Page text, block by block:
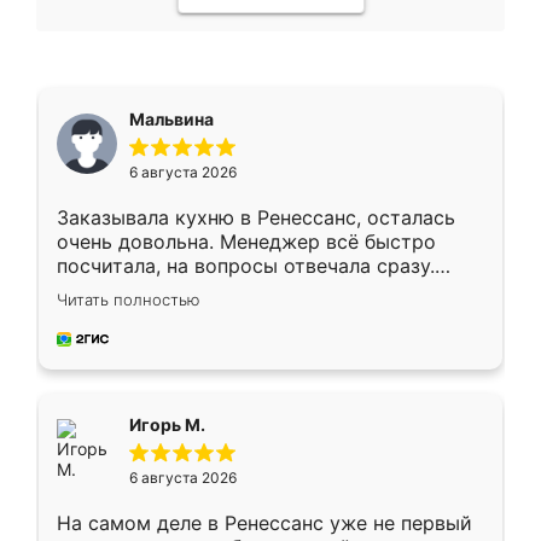
Мальвина
6 августа 2026
Заказывала кухню в Ренессанс, осталась
очень довольна. Менеджер всё быстро
посчитала, на вопросы отвечала сразу.
Замерщик приехал в субботу, подошёл к
делу со всей ответственностью. Собрали
за день, ребята работали аккуратно, даже
Читать полностью
Игорь М.
6 августа 2026
На самом деле в Ренессанс уже не первый